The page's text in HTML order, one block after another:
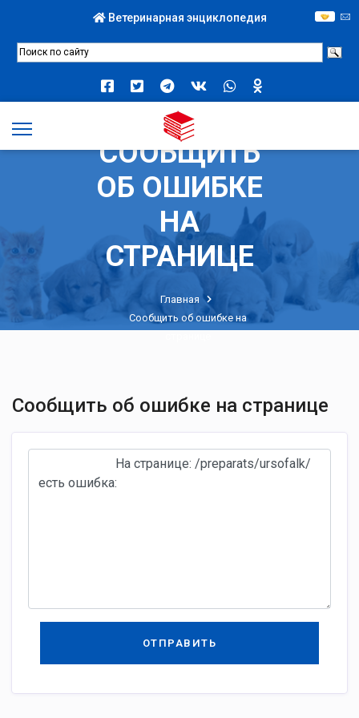
Ветеринарная энциклопедия
СООБЩИТЬ
ОБ ОШИБКЕ
НА
СТРАНИЦЕ
Главная
Сообщить об ошибке на
Сообщить об ошибке на странице
ОТПРАВИТЬ